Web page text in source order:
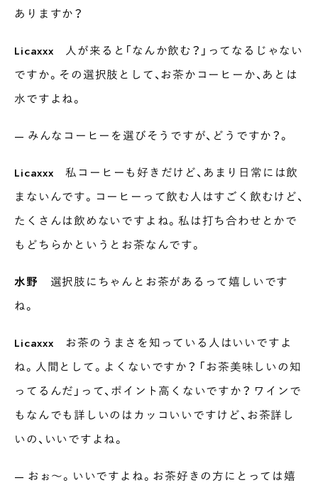
ありますか？
Licaxxx 人が来ると「なんか飲む？」ってなるじゃない
ですか。その選択肢として、お茶かコーヒーか、あとは
水ですよね。
— みんなコーヒーを選びそうですが、どうですか？。
Licaxxx 私コーヒーも好きだけど、あまり日常には飲
まないんです。コーヒーって飲む人はすごく飲むけど、
たくさんは飲めないですよね。私は打ち合わせとかで
もどちらかというとお茶なんです。
水野 選択肢にちゃんとお茶があるって嬉しいです
ね。
Licaxxx お茶のうまさを知っている人はいいですよ
ね。人間として。よくないですか？ 「お茶美味しいの知
ってるんだ」って、ポイント高くないですか？ ワインで
もなんでも詳しいのはカッコいいですけど、お茶詳し
いの、いいですよね。
— おぉ〜。いいですよね。お茶好きの方にとっては嬉